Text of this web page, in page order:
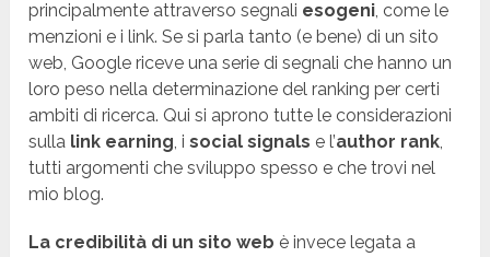
principalmente attraverso segnali esogeni, come le
menzioni e i link. Se si parla tanto (e bene) di un sito
web, Google riceve una serie di segnali che hanno un
loro peso nella determinazione del ranking per certi
ambiti di ricerca. Qui si aprono tutte le considerazioni
sulla link earning, isocial signals e l’author rank,
tutti argomenti che sviluppo spesso e che trovi nel
mio blog.
La credibilità di un sito web è invece legata a